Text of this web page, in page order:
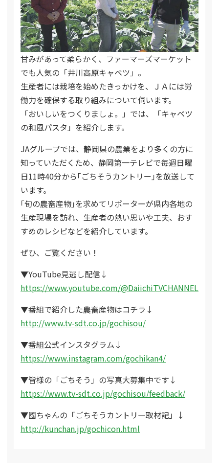
甘みがあって柔らかく、ファーマーズマーケット
でも人気の「井川高原キャベツ」。
生産者には栽培を始めたきっかけを、ＪＡには労
働力を確保する取り組みについて伺います。
「おいしいをつくりましょ。」では、「キャベツ
の和風パスタ」を紹介します。
JAグループでは、静岡県の農業をより多くの方に
知っていただくため、静岡第一テレビで毎週日曜
日11時40分から｢ごちそうカントリー｣を放送して
います。
｢旬の農畜産物｣を求めてリポーターが県内各地の
生産現場を訪れ、生産者の熱い思いや工夫、おす
すめのレシピなどを紹介しています。
ぜひ、ご覧ください！
▼YouTube見逃し配信↓
https://www.youtube.com/@DaiichiTVCHANNEL
▼番組で紹介した農畜産物はコチラ↓
http://www.tv-sdt.co.jp/gochisou/
▼番組公式インスタグラム↓
https://www.instagram.com/gochikan4/
▼皆様の「ごちそう」の写真大募集中です↓
https://www.tv-sdt.co.jp/gochisou/feedback/
▼國ちゃんの「ごちそうカントリー取材記」↓
http://kunchan.jp/gochicon.html